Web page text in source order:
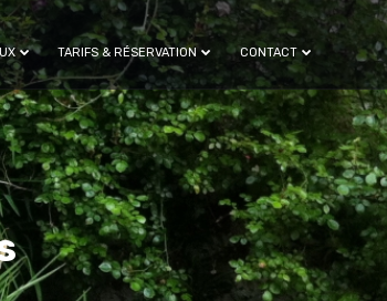
TARIFS & RÉSERVATION CONTACT